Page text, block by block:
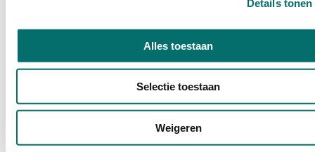
Details tonen
Alles toestaan
Selectie toestaan
Weigeren
Exposantenvoorwaarden
In de Algemene Voorwaarden Deelname Evenement vind je welke
rechten en plichten gelden tijdens (deelname aan) Horecava.
EXPOSANTENVOORWAARDEN